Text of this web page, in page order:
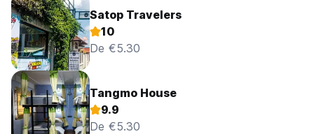
Satop Travelers
10
De €5.30
Tangmo House
9.9
De €5.30